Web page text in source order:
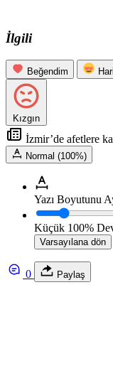
İlgili
Beğendim
Kızgın
İzmir’de afetlere
Normal (100%)
Yazı Boyutunu
Küçük 100%
Varsayılana dön
0 Paylaş